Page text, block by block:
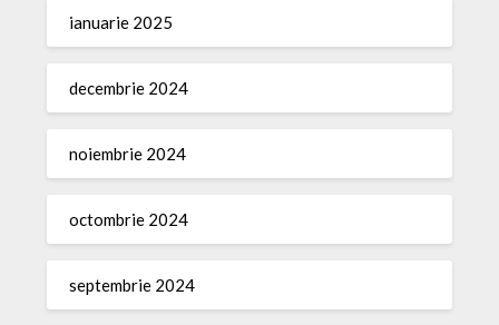
ianuarie 2025
decembrie 2024
noiembrie 2024
octombrie 2024
septembrie 2024